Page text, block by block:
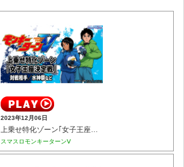
2023年12月06日
上乗せ特化ゾーン｢女子王座決定戦｣(対戦相手／水神祭など)
スマスロモンキーターンⅤ